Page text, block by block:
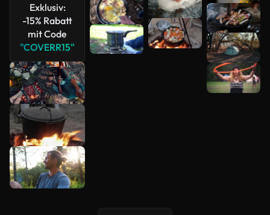
Exklusiv:
-15% Rabatt
mit Code
"COVERR15"
Mehr
anzeigen